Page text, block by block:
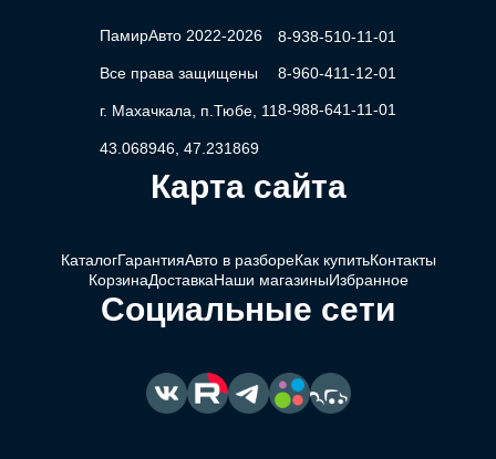
ПамирАвто 2022-2026
Все права защищены
г. Махачкала, п.Тюбе, 11
43.068946, 47.231869
8-938-510-11-01
8-960-411-12-01
8-988-641-11-01
Карта сайта
КаталогГарантияАвто в разбореКак купитьКонтакты
КорзинаДоставкаНаши магазиныИзбранное
Социальные сети